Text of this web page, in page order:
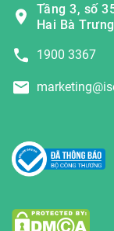
Tầng 3, số
Hai Bà
1900 3367